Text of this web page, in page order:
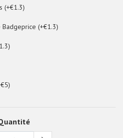
(+€1.3)
Badgeprice (+€1.3)